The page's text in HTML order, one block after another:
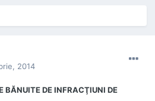
2014
BĂNUITE DE INFRACŢIUNI DE